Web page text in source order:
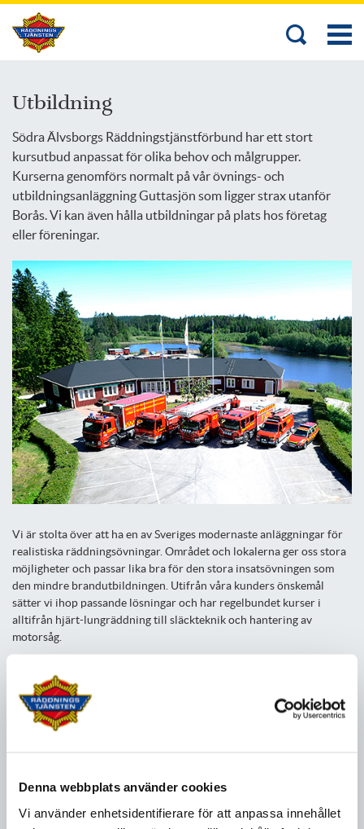
Denna webbplats använder cookies
Vi använder enhetsidentifierare för att anpassa innehållet
Utbildning
Södra Älvsborgs Räddningstjänstförbund har ett stort
kursutbud anpassat för olika behov och målgrupper.
Kurserna genomförs normalt på vår övnings- och
utbildningsanläggning Guttasjön som ligger strax utanför
Borås. Vi kan även hålla utbildningar på plats hos företag
eller föreningar.
Vi är stolta över att ha en av Sveriges modernaste anläggningar för
realistiska räddningsövningar. Området och lokalerna ger oss stora
möjligheter och passar lika bra för den stora insatsövningen som
den mindre brandutbildningen. Utifrån våra kunders önskemål
sätter vi ihop passande lösningar och har regelbundet kurser i
alltifrån hjärt-lungräddning till släckteknik och hantering av
motorsåg.
Vi har årligen besök av andra räddningstjänster, både från Sverige
och andra länder. Vi välkomnar också många företag och
privatpersoner till Guttasjön och utbildar varje år tusentals
personer i till exempel brandsläckning, hjärt-lungräddning, heta
utbildningsverksamhet.